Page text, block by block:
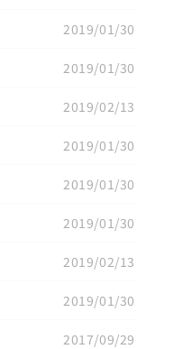
2019/01/30
2019/01/30
2019/02/13
2019/01/30
2019/01/30
2019/01/30
2019/02/13
2019/01/30
2017/09/29